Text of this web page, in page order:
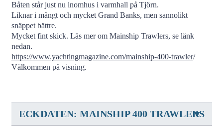
Båten står just nu inomhus i varmhall på Tjörn.
Liknar i mångt och mycket Grand Banks, men sannolikt
snäppet bättre.
Mycket fint skick. Läs mer om Mainship Trawlers, se länk
nedan.
https://www.yachtingmagazine.com/mainship-400-trawler/
Välkommen på visning.
ECKDATEN: MAINSHIP 400 TRAWLERS